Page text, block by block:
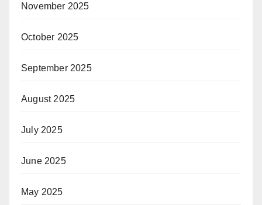
November 2025
October 2025
September 2025
August 2025
July 2025
June 2025
May 2025